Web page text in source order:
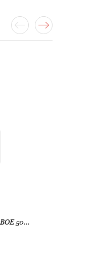
ПОЛОТЕНЦЕ МАХРОВОЕ 50*90 (420ГР) (АРТ. ПАРАЛЛЕЛЬ 50*90)